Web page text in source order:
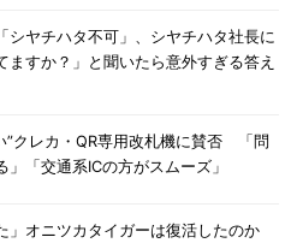
シヤチハタ不可」、シヤチハタ社長に
ますか？」と聞いたら意外すぎる答え
”クレカ・QR専用改札機に賛否 「問
」「交通系ICの方がスムーズ」
」オニツカタイガーは復活したのか